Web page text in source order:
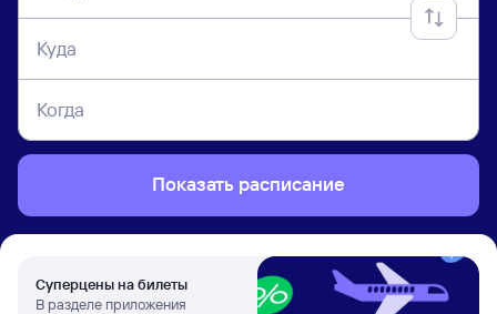
Куда
Когда
Показать расписание
Суперцены на билеты
В разделе приложения